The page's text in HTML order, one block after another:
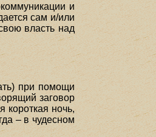
и
сам и/или
власть над
при помощи
заговор
короткая ночь,
– в чудесном